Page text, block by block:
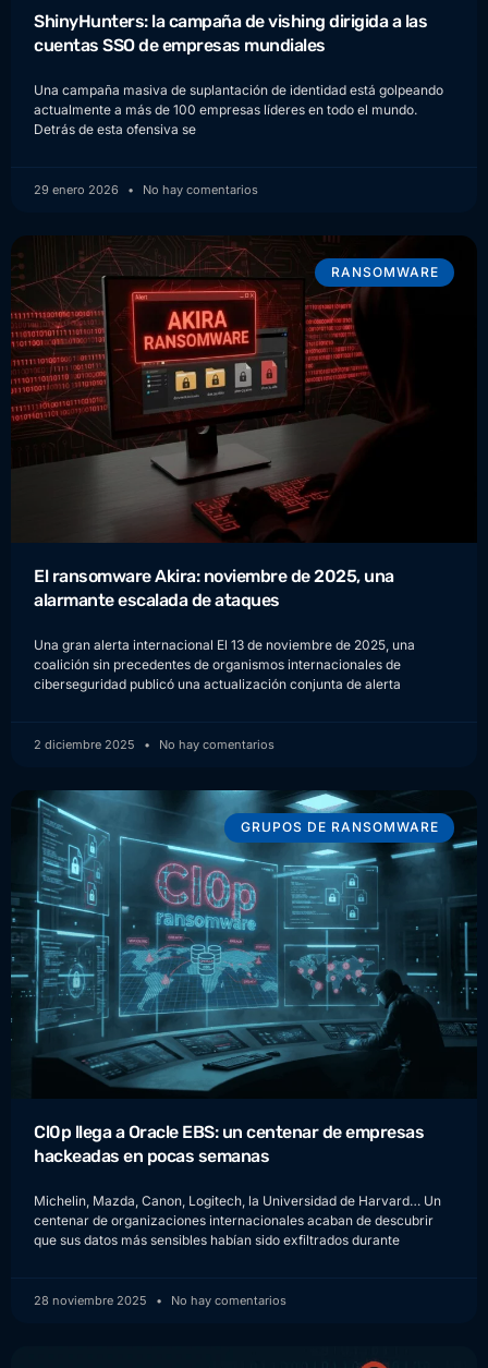
ShinyHunters: la campaña de vishing dirigida a las
cuentas SSO de empresas mundiales
Una campaña masiva de suplantación de identidad está golpeando
actualmente a más de 100 empresas líderes en todo el mundo.
Detrás de esta ofensiva se
29 enero 2026 No hay comentarios
RANSOMWARE
El ransomware Akira: noviembre de 2025, una
alarmante escalada de ataques
Una gran alerta internacional El 13 de noviembre de 2025, una
coalición sin precedentes de organismos internacionales de
ciberseguridad publicó una actualización conjunta de alerta
2 diciembre 2025 No hay comentarios
GRUPOS DE RANSOMWARE
Cl0p llega a Oracle EBS: un centenar de empresas
hackeadas en pocas semanas
Michelin, Mazda, Canon, Logitech, la Universidad de Harvard… Un
centenar de organizaciones internacionales acaban de descubrir
que sus datos más sensibles habían sido exfiltrados durante
28 noviembre 2025 No hay comentarios